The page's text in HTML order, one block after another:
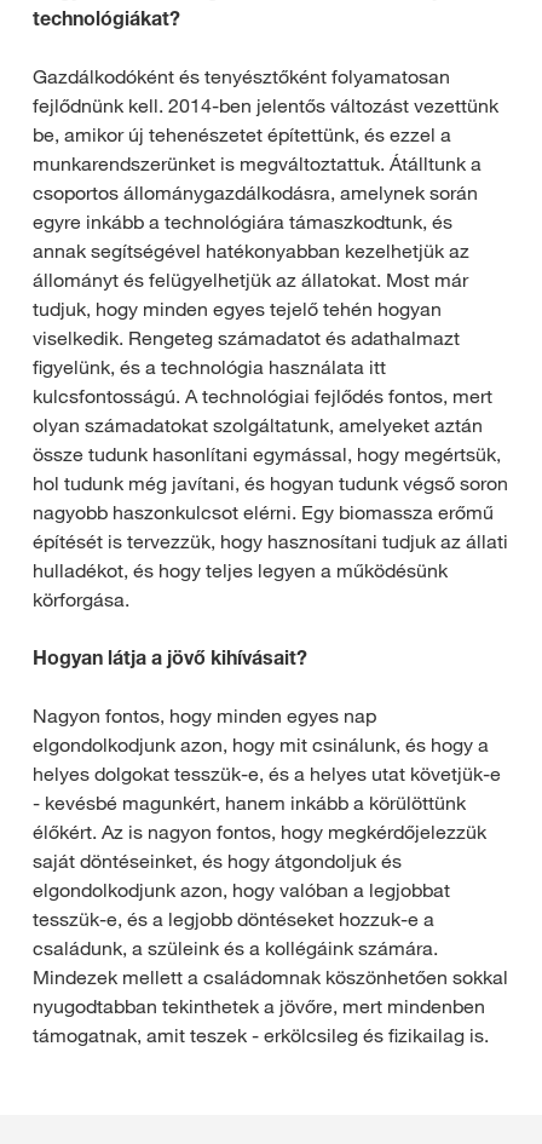
technológiákat?
Gazdálkodóként és tenyésztőként folyamatosan
fejlődnünk kell. 2014-ben jelentős változást vezettünk
be, amikor új tehenészetet építettünk, és ezzel a
munkarendszerünket is megváltoztattuk. Átálltunk a
csoportos állománygazdálkodásra, amelynek során
egyre inkább a technológiára támaszkodtunk, és
annak segítségével hatékonyabban kezelhetjük az
állományt és felügyelhetjük az állatokat. Most már
tudjuk, hogy minden egyes tejelő tehén hogyan
viselkedik. Rengeteg számadatot és adathalmazt
figyelünk, és a technológia használata itt
kulcsfontosságú. A technológiai fejlődés fontos, mert
olyan számadatokat szolgáltatunk, amelyeket aztán
össze tudunk hasonlítani egymással, hogy megértsük,
hol tudunk még javítani, és hogyan tudunk végső soron
nagyobb haszonkulcsot elérni. Egy biomassza erőmű
építését is tervezzük, hogy hasznosítani tudjuk az állati
hulladékot, és hogy teljes legyen a működésünk
körforgása.
Hogyan látja a jövő kihívásait?
Nagyon fontos, hogy minden egyes nap
elgondolkodjunk azon, hogy mit csinálunk, és hogy a
helyes dolgokat tesszük-e, és a helyes utat követjük-e
- kevésbé magunkért, hanem inkább a körülöttünk
élőkért. Az is nagyon fontos, hogy megkérdőjelezzük
saját döntéseinket, és hogy átgondoljuk és
elgondolkodjunk azon, hogy valóban a legjobbat
tesszük-e, és a legjobb döntéseket hozzuk-e a
családunk, a szüleink és a kollégáink számára.
Mindezek mellett a családomnak köszönhetően sokkal
nyugodtabban tekinthetek a jövőre, mert mindenben
támogatnak, amit teszek - erkölcsileg és fizikailag is.